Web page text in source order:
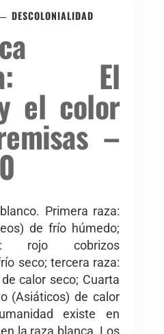
DESCOLONIALIDAD
El
el color
–
Primera raza:
de frío húmedo;
rojo cobrizos
seco; tercera raza:
calor seco; Cuarta
(Asiáticos) de calor
existe en
la raza blanca. Los